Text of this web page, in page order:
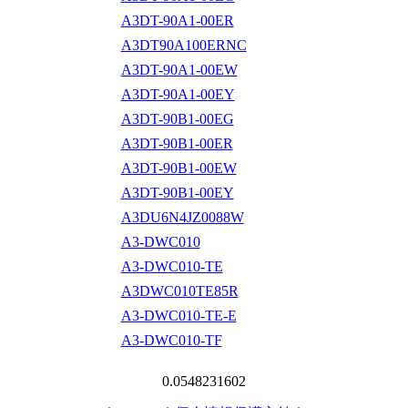
A3DT-90A1-00ER
A3DT90A100ERNC
A3DT-90A1-00EW
A3DT-90A1-00EY
A3DT-90B1-00EG
A3DT-90B1-00ER
A3DT-90B1-00EW
A3DT-90B1-00EY
A3DU6N4JZ0088W
A3-DWC010
A3-DWC010-TE
A3DWC010TE85R
A3-DWC010-TE-E
A3-DWC010-TF
0.0548231602